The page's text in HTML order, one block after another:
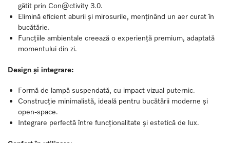
gătit prin Con@ctivity 3.0.
Elimină eficient aburii și mirosurile, menținând un aer curat în
bucătărie.
Funcțiile ambientale creează o experiență premium, adaptată
momentului din zi.
Design și integrare:
Formă de lampă suspendată, cu impact vizual puternic.
Construcție minimalistă, ideală pentru bucătării moderne și
open-space.
Integrare perfectă între funcționalitate și estetică de lux.